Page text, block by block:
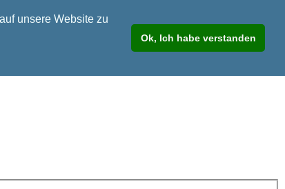
unsere Website zu
Ok, Ich habe verstanden